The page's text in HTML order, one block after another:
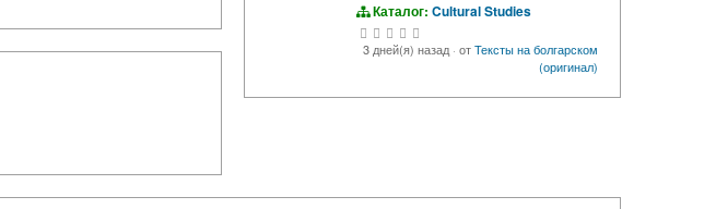
Каталог: Cultural Studies
3 дней(я) назад· отТексты на болгарском
(оригинал)